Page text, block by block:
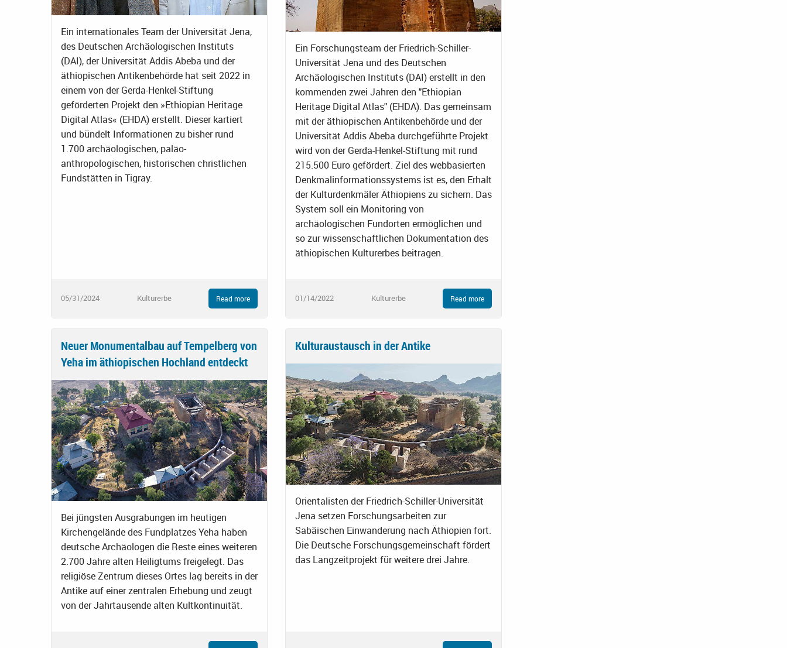
Ein internationales Team der Universität Jena,
des Deutschen Archäologischen Instituts
(DAI), der Universität Addis Abeba und der
äthiopischen Antikenbehörde hat seit 2022 in
einem von der Gerda-Henkel-Stiftung
geförderten Projekt den »Ethiopian Heritage
Digital Atlas« (EHDA) erstellt. Dieser kartiert
und bündelt Informationen zu bisher rund
1.700 archäologischen, paläo-
anthropologischen, historischen christlichen
Fundstätten in Tigray.
05/31/2024 Kulturerbe Read more
Ein Forschungsteam der Friedrich-Schiller-
Universität Jena und des Deutschen
Archäologischen Instituts (DAI) erstellt in den
kommenden zwei Jahren den "Ethiopian
Heritage Digital Atlas" (EHDA). Das gemeinsam
mit der äthiopischen Antikenbehörde und der
Universität Addis Abeba durchgeführte Projekt
wird von der Gerda-Henkel-Stiftung mit rund
215.500 Euro gefördert. Ziel des webbasierten
Denkmalinformationssystems ist es, den Erhalt
der Kulturdenkmäler Äthiopiens zu sichern. Das
System soll ein Monitoring von
archäologischen Fundorten ermöglichen und
so zur wissenschaftlichen Dokumentation des
äthiopischen Kulturerbes beitragen.
01/14/2022 Kulturerbe Read more
Neuer Monumentalbau auf Tempelberg von
Yeha im äthiopischen Hochland entdeckt
Bei jüngsten Ausgrabungen im heutigen
Kirchengelände des Fundplatzes Yeha haben
deutsche Archäologen die Reste eines weiteren
2.700 Jahre alten Heiligtums freigelegt. Das
religiöse Zentrum dieses Ortes lag bereits in der
Antike auf einer zentralen Erhebung und zeugt
von der Jahrtausende alten Kultkontinuität.
Kulturaustausch in der Antike
Orientalisten der Friedrich-Schiller-Universität
Jena setzen Forschungsarbeiten zur
Sabäischen Einwanderung nach Äthiopien fort.
Die Deutsche Forschungsgemeinschaft fördert
das Langzeitprojekt für weitere drei Jahre.